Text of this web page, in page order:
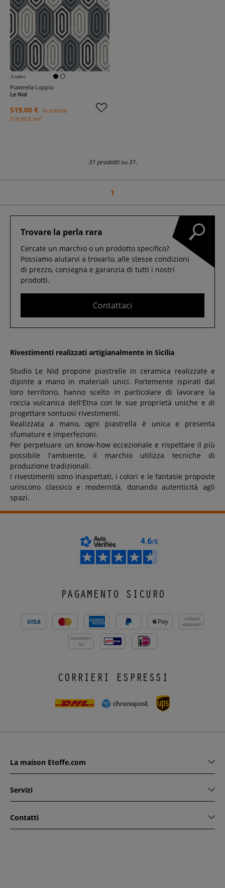
3 colori
Piastrella Luppiu
Le Nid
519,00 €
la scatola
519,00 € /m2
31 prodotti su 31.
1
Trovare la perla rara
Cercate un marchio o un prodotto specifico?
Possiamo aiutarvi a trovarlo, alle stesse condizioni
di prezzo, consegna e garanzia di tutti i nostri
prodotti.
Contattaci
Rivestimenti realizzati artigianalmente in Sicilia
Studio Le Nid propone piastrelle in ceramica realizzate e
dipinte a mano in materiali unici. Fortemente ispirati dal
loro territorio, hanno scelto in particolare di lavorare la
roccia vulcanica dell'Etna con le sue proprietà uniche e di
progettare sontuosi rivestimenti.
Realizzata a mano, ogni piastrella è unica e presenta
sfumature e imperfezioni.
Per perpetuare un know-how eccezionale e rispettare il più
possibile l'ambiente, il marchio utilizza tecniche di
produzione tradizionali.
I rivestimenti sono inaspettati, i colori e le fantasie proposte
uniscono classico e modernità, donando autenticità agli
spazi.
PAGAMENTO SICURO
CHÈQUE
VIREMENT
PAIEMENT
X3
CORRIERI ESPRESSI
La maison Etoffe.com
Servizi
Contatti